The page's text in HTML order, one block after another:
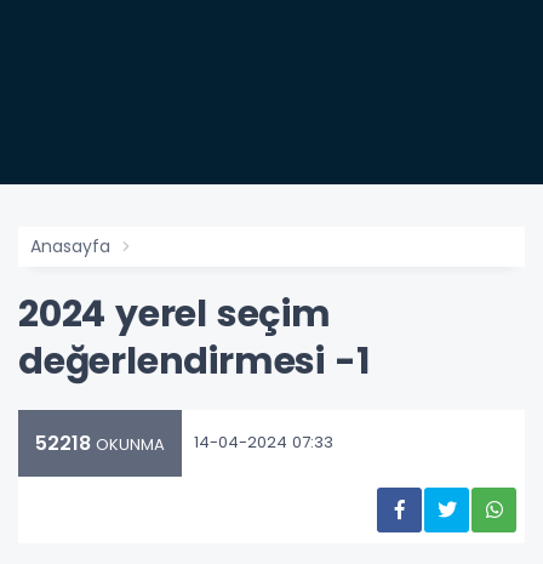
Anasayfa
2024 yerel seçim
değerlendirmesi -1
52218 OKUNMA 14-04-2024 07:33